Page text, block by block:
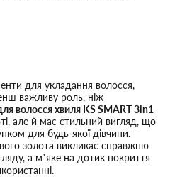
для укладання волосся,
важливу роль, ніж
волосся хвиля KS SMART 3in1
але й має стильний вигляд, що
для будь-якої дівчини.
золота викликає справжню
а м’яке на дотик покриття